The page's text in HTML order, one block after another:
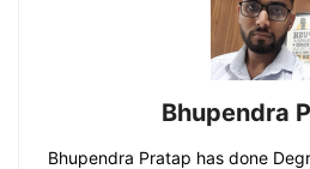
Bhupendra
Bhupendra Pratap has done